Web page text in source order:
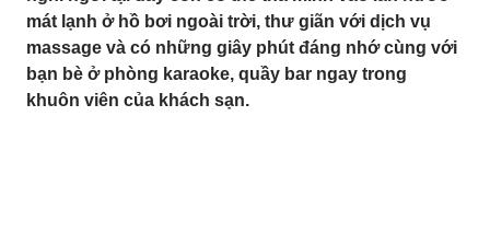
khách nghỉ ngơi tại đây còn có thể thả mình
vào làn nước mát lạnh ở hồ bơi ngoài trời, thư
giãn với dịch vụ massage và có những giây
phút đáng nhớ cùng với bạn bè ở phòng